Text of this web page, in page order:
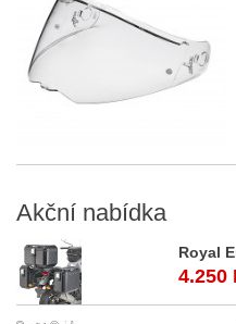
Akční nabídka
Royal
4.250